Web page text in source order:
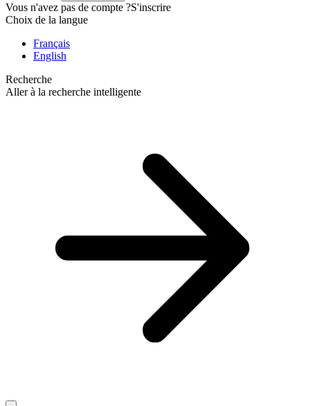
Vous n'avez pas de compte ?S'inscrire
Choix de la langue
Français
English
Recherche
Aller à la recherche intelligente